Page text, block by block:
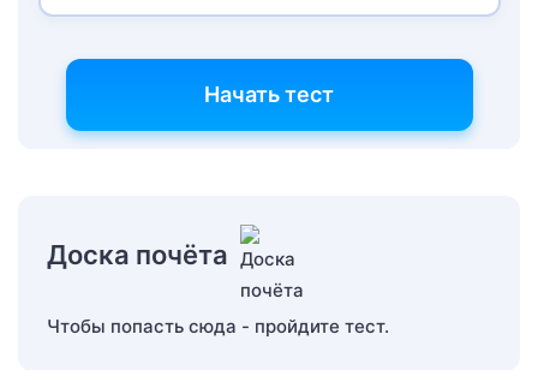
Начать тест
Доска почёта
Чтобы попасть сюда - пройдите тест.